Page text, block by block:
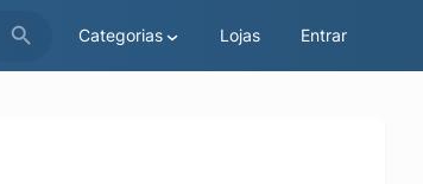
Categorias Lojas Entrar